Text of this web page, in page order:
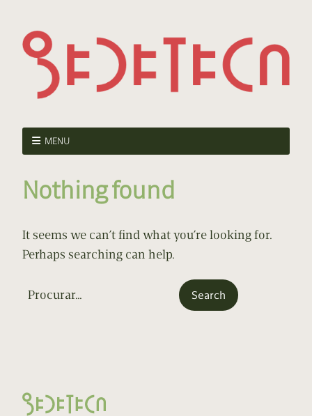
MENU
Nothing found
It seems we can’t find what you’re looking for.
Perhaps searching can help.